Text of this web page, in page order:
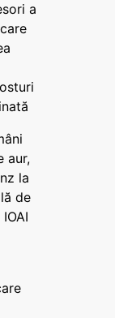
a
aur,
la
de